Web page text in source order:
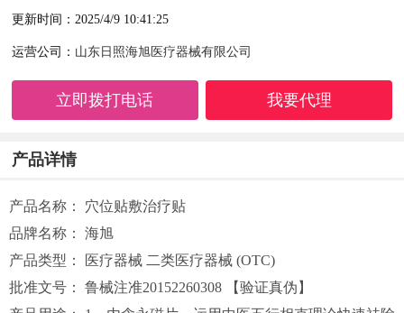
更新时间：2025/4/9 10:41:25
运营公司： 山东日照海旭医疗器械有限公司
立即拨打电话 我要代理
产品详情
产品名称： 穴位贴敷治疗贴
品牌名称： 海旭
产品类型： 医疗器械 二类医疗器械 (OTC)
批准文号： 鲁械注准20152260308 【验证真伪】